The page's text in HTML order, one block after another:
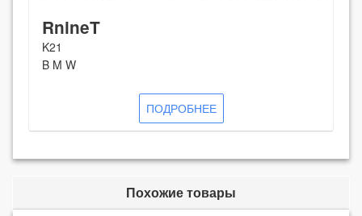
RnineT
K21
B M W
ПОДРОБНЕЕ
Похожие товары